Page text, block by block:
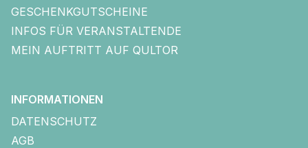
GESCHENKGUTSCHEINE
INFOS FÜR VERANSTALTENDE
MEIN AUFTRITT AUF QULTOR
INFORMATIONEN
DATENSCHUTZ
AGB